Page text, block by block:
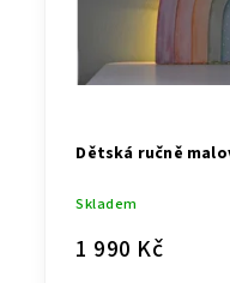
Dětská ručně
Skladem
1 990 Kč